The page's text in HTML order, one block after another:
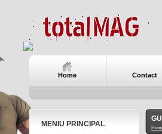
Home Contact
MENIU PRINCIPAL